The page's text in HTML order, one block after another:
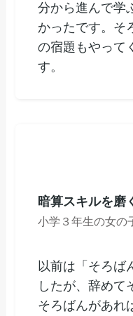
分から進んで学
かったです。そ
の宿題もやって
す。
暗算スキルを磨
小学３年生の女の
以前は「そろば
したが、辞めて
そろばんがあれ